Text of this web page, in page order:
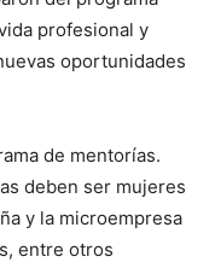
profesional y
oportunidades
de mentorías.
deben ser mujeres
y la microempresa
entre otros